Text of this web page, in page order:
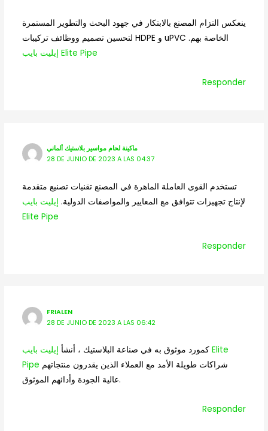
ينعكس التزام المصنع بالابتكار في جهود البحث والتطوير المستمرة
لتحسين تصميم ووظائف تركيبات HDPE و uPVC الخاصة بهم.
إيليت بايب Elite Pipe
Responder
ماكينة لحام مواسير بلاستيك ألماني
28 DE JUNIO DE 2023 A LAS 04:37
تستخدم القوى العاملة الماهرة في المصنع تقنيات تصنيع متقدمة
لإنتاج تجهيزات تتوافق مع المعايير والمواصفات الدولية. إيليت بايب
Elite Pipe
Responder
FRIALEN
28 DE JUNIO DE 2023 A LAS 06:42
كمورد موثوق به في صناعة البلاستيك ، أنشأ إيليت بايب Elite
Pipe
عالية الجودة وأدائهم الموثوق.
Responder